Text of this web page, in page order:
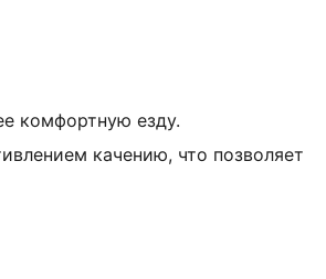
комфортную езду.
качению, что позволяет